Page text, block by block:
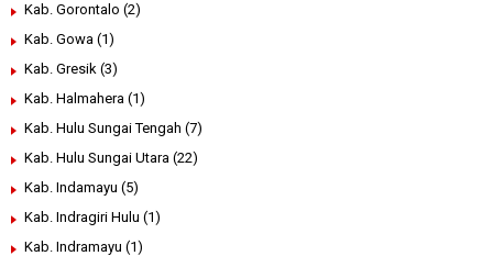
Kab. Gorontalo (2)
Kab. Gowa (1)
Kab. Gresik (3)
Kab. Halmahera (1)
Kab. Hulu Sungai Tengah (7)
Kab. Hulu Sungai Utara (22)
Kab. Indamayu (5)
Kab. Indragiri Hulu (1)
Kab. Indramayu (1)